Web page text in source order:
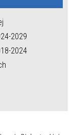
2029
2024